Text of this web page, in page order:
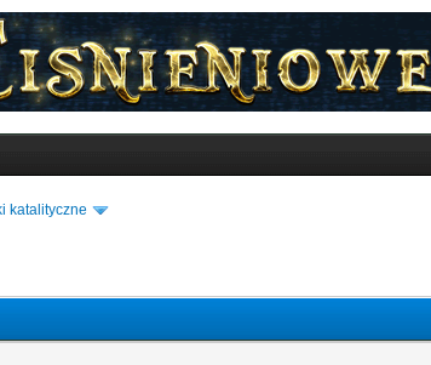
katalityczne